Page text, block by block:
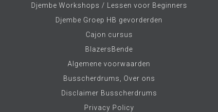
Djembe Workshops / Lessen voor Beginners
Djembe Groep HB gevorderden
Cajon cursus
BlazersBende
Algemene voorwaarden
Busscherdrums, Over ons
Disclaimer Busscherdrums
Privacy Policy